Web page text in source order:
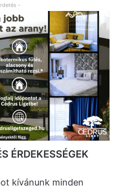
-
ÉRDEKESSÉGEK
kívánunk minden